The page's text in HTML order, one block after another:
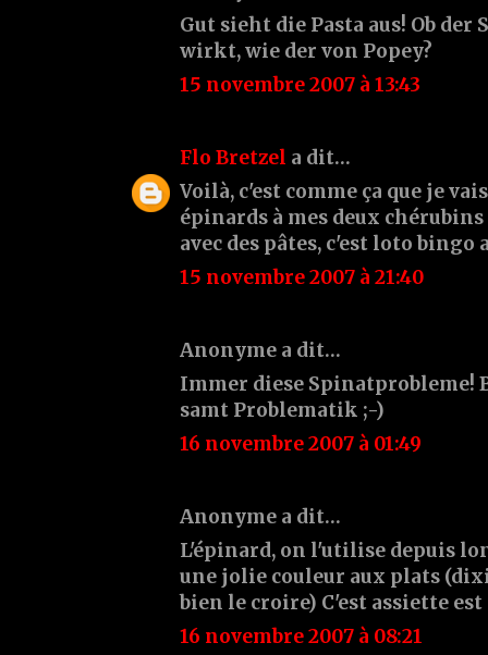
Gut sieht die Pasta aus! Ob
wirkt, wie der von Popey?
15 novembre 2007 à 13:43
Flo Bretzel a dit…
Voilà, c'est comme ça que je
épinards à mes deux
avec des pâtes, c'est loto bingo
15 novembre 2007 à 21:40
Anonyme a dit…
Immer diese Spinatprobleme!
samt Problematik ;-)
16 novembre 2007 à 01:49
Anonyme a dit…
L'épinard, on l'utilise depuis
une jolie couleur aux plats
bien le croire) C'est assiette est
16 novembre 2007 à 08:21